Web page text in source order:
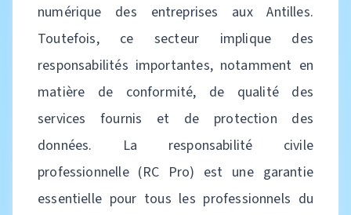
numérique des entreprises aux Antilles.
Toutefois, ce secteur implique des
responsabilités importantes, notamment en
matière de conformité, de qualité des
services fournis et de protection des
données. La responsabilité civile
professionnelle (RC Pro) est une garantie
essentielle pour tous les professionnels du